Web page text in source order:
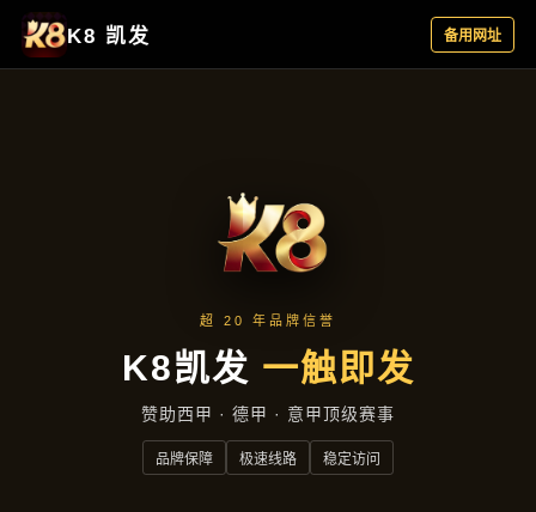
企业要闻
首页 企业要闻